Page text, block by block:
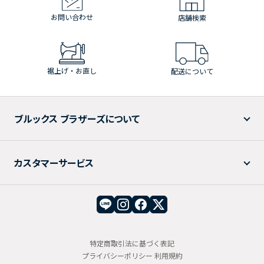
お問い合わせ 店舗検索
裾上げ・お直し 配送について
ブルックス ブラザーズについて
カスタマーサービス
特定商取引法に基づく表記
プライバシーポリシー 利用規約